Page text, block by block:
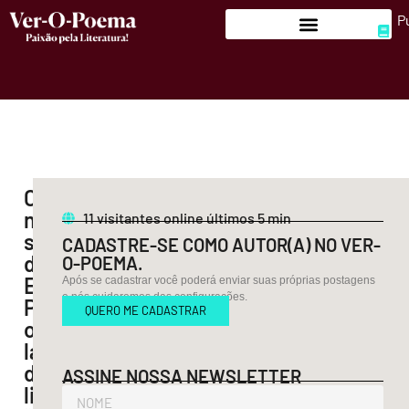
Confira
no
site
da
Editora
Patuá,
o
lançamento
do
livro
11visitantes online últimos 5 min
CADASTRE-SE COMO AUTOR(A) NO VER-
O-POEMA.
Após se cadastrar você poderá enviar suas próprias postagens
e nós cuidaremos das configurações.
QUERO ME CADASTRAR
ASSINE NOSSA NEWSLETTER